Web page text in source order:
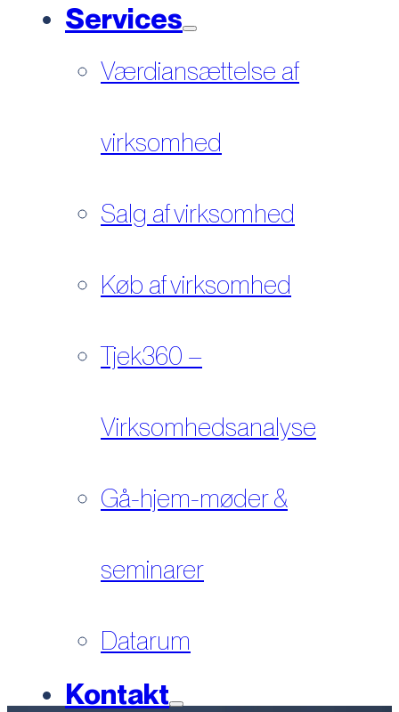
Services
Værdiansættelse af
virksomhed
Salg af virksomhed
Køb af virksomhed
Tjek360 –
Virksomhedsanalyse
Gå-hjem-møder &
seminarer
Datarum
Kontakt